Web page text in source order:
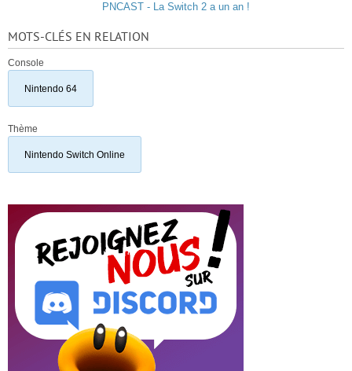
PNCAST - La Switch 2 a un an !
MOTS-CLÉS EN RELATION
Console
Nintendo 64
Thème
Nintendo Switch Online